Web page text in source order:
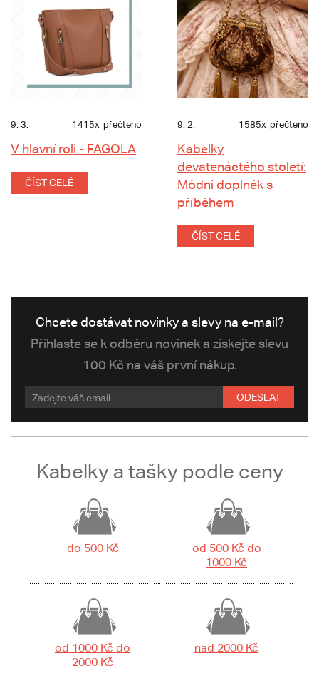
9. 3. 1415x přečteno
V hlavní roli - FAGOLA
ČÍST CELÉ
9. 2. 1585x přečteno
Kabelky
devatenáctého století:
Módní doplněk s
příběhem
ČÍST CELÉ
Chcete dostávat novinky a slevy na e-mail?
Přihlaste se k odběru novinek a získejte slevu
100 Kč na váš první nákup.
ODESLAT
Kabelky a tašky podle ceny
do 500 Kč
od 500 Kč do
1000 Kč
od 1000 Kč do
2000 Kč
nad 2000 Kč